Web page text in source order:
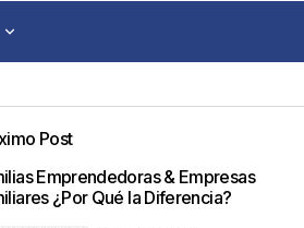
campos obligatorios están marcados
Post
Emprendedoras & Empresas
¿Por Qué la Diferencia?